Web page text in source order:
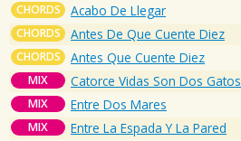
CHORDS Acabo De Llegar
CHORDS Antes De Que Cuente Diez
CHORDS Antes Que Cuente Diez
MIX Catorce Vidas Son Dos Gatos
MIX Entre Dos Mares
MIX Entre La Espada Y La Pared